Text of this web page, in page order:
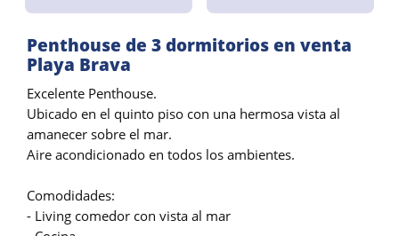
Penthouse de 3 dormitorios en venta
Playa Brava
Excelente Penthouse.
Ubicado en el quinto piso con una hermosa vista al
amanecer sobre el mar.
Aire acondicionado en todos los ambientes.
Comodidades:
- Living comedor con vista al mar